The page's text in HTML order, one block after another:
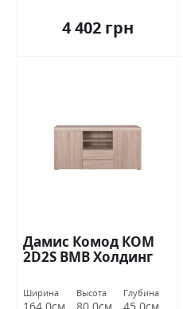
4 402 грн
Дамис Комод КОМ
2D2S ВМВ Холдинг
Ширина Высота Глубина